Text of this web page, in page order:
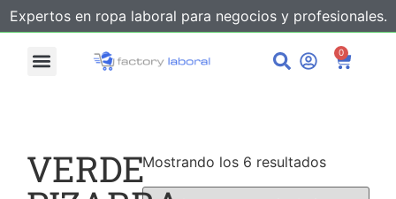
Expertos en ropa laboral para negocios y profesionales.
0
Mostrando los 6 resultados
VERDE